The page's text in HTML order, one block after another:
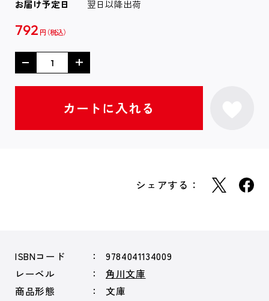
お届け予定日 翌日以降出荷
792 円
シェアする：
ISBNコード
9784041134009
レーベル
角川文庫
商品形態
文庫